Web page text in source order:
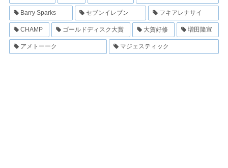
Barry Sparks セブンイレブン フキアレナサイ
CHAMP ゴールドディスク大賞 大賀好修 増田隆宣
アメトーーク マジェスティック